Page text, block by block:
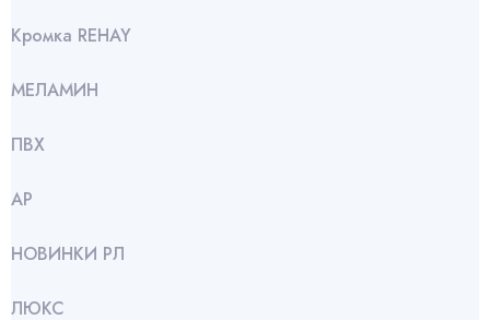
Кромка REHAY
МЕЛАМИН
ПВХ
АР
НОВИНКИ РЛ
ЛЮКС